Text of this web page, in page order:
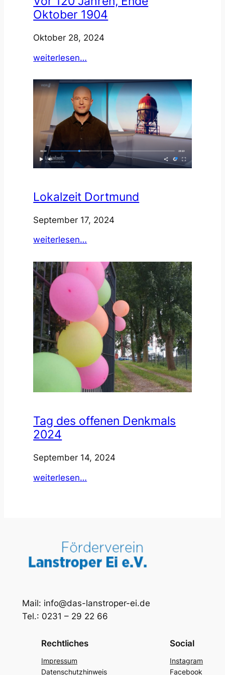
Oktober 1904
Oktober 28, 2024
weiterlesen…
120
Jahren,
Ende
Oktober
1904
Lokalzeit Dortmund
September 17, 2024
weiterlesen…
Dortmund
Tag des offenen Denkmals
2024
September 14, 2024
weiterlesen…
2024
Mail: info@das-lanstroper-ei.de
Tel.: 0231 – 29 22 66
Rechtliches
Impressum
Datenschutzhinweis
Social
Instagram
Facebook